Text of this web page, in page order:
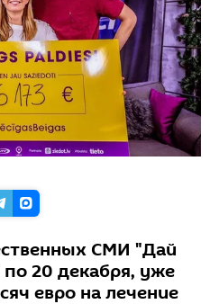
СМИ "Дай
по 20 декабря, уже
евро на лечение